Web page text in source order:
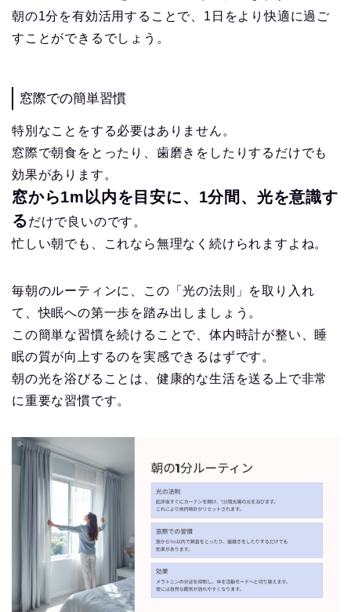
朝の1分を有効活用することで、1日をより快適に過ご
すことができるでしょう。
窓際での簡単習慣
特別なことをする必要はありません。
窓際で朝食をとったり、歯磨きをしたりするだけでも
効果があります。
窓から1m以内を目安に、1分間、光を意識す
るだけで良いのです。
忙しい朝でも、これなら無理なく続けられますよね。
毎朝のルーティンに、この「光の法則」を取り入れ
て、快眠への第一歩を踏み出しましょう。
この簡単な習慣を続けることで、体内時計が整い、睡
眠の質が向上するのを実感できるはずです。
朝の光を浴びることは、健康的な生活を送る上で非常
に重要な習慣です。